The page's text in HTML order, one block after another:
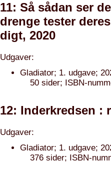
11: Så sådan ser
drenge tester
digt, 2020
Udgaver:
Gladiator; 1. udgave;
50 sider; ISBN-
12: Inderkredsen :
Udgaver:
Gladiator; 1. udgave;
376 sider; ISBN-